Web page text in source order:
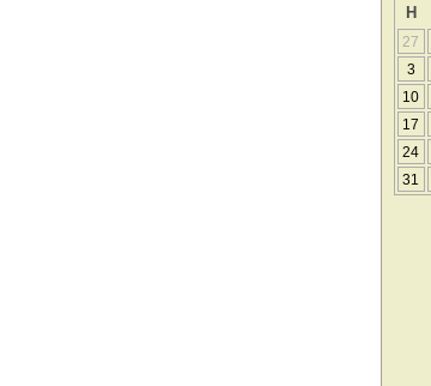
H
27
3
10
17
24
31